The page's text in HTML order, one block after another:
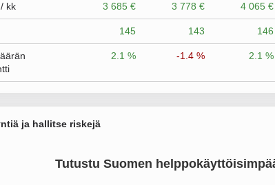
kk 3 685 € 3 778 € 4 065 €
145 143 146
2.1 % -1.4 % 2.1 %
ja hallitse riskejä
Tutustu Suomen